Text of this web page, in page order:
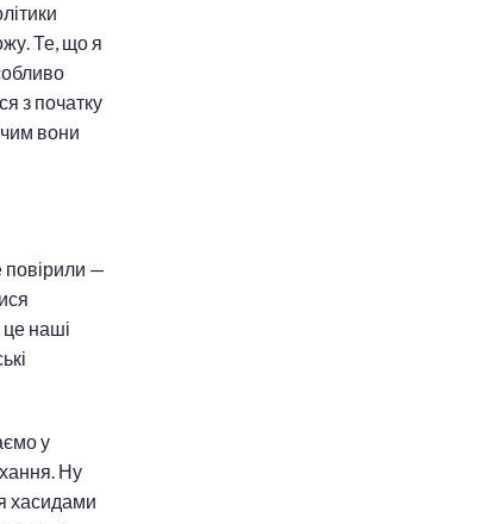
Те, що я
з початку
чим вони
повірили —
це наші
у
Ну
хасидами